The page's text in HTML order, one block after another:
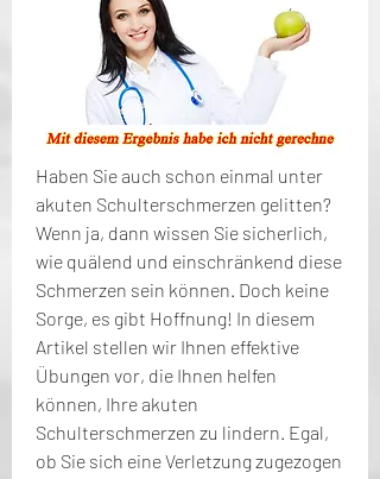
Haben Sie auch schon einmal unter
akuten Schulterschmerzen gelitten?
Wenn ja, dann wissen Sie sicherlich,
wie quälend und einschränkend diese
Schmerzen sein können. Doch keine
Sorge, es gibt Hoffnung! In diesem
Artikel stellen wir Ihnen effektive
Übungen vor, die Ihnen helfen
können, Ihre akuten
Schulterschmerzen zu lindern. Egal,
ob Sie sich eine Verletzung zugezogen